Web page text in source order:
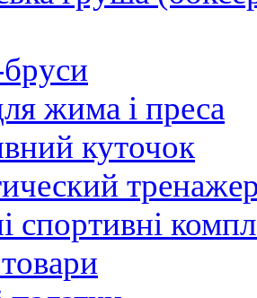
жима і преса
куточок
спортивні